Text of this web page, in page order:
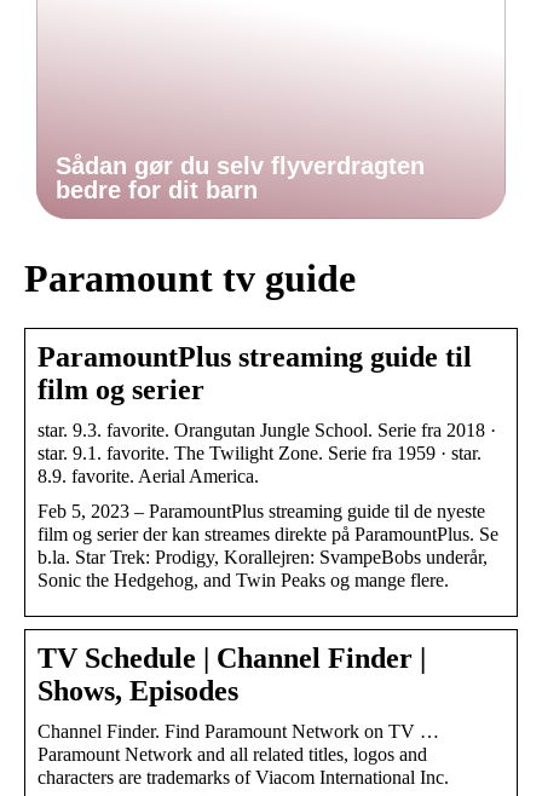
Sådan gør du selv flyverdragten
bedre for dit barn
Paramount tv guide
ParamountPlus streaming guide til
film og serier
star. 9.3. favorite. Orangutan Jungle School. Serie fra 2018 ·
star. 9.1. favorite. The Twilight Zone. Serie fra 1959 · star.
8.9. favorite. Aerial America.
Feb 5, 2023 – ParamountPlus streaming guide til de nyeste
film og serier der kan streames direkte på ParamountPlus. Se
b.la. Star Trek: Prodigy, Korallejren: SvampeBobs underår,
Sonic the Hedgehog, and Twin Peaks og mange flere.
TV Schedule | Channel Finder |
Shows, Episodes
Channel Finder. Find Paramount Network on TV …
Paramount Network and all related titles, logos and
characters are trademarks of Viacom International Inc.